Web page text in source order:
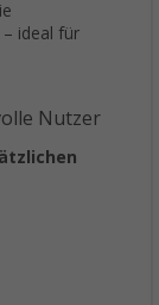
– ideal für
Nutzer